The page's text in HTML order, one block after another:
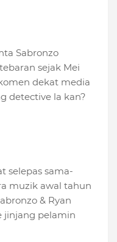
Sabronzo
sejak Mei
dekat media
detective la kan?
selepas sama-
muzik awal tahun
& Ryan
jinjang pelamin